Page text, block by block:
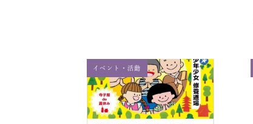
イベント・活動